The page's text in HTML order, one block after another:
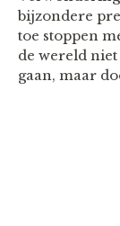
bijzondere
toe stoppen
de wereld
gaan, maar